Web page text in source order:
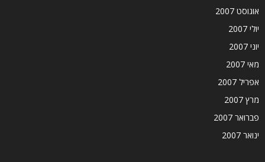
אוגוסט 2007
יולי 2007
יוני 2007
מאי 2007
אפריל 2007
מרץ 2007
פברואר 2007
ינואר 2007